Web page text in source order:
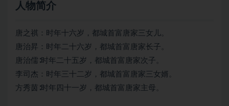
人物简介
唐之祺：时年十六岁，都城首富唐家三女儿。
唐治昇：时年二十六岁，都城首富唐家长子。
唐治儒∶时年二十五岁，都城首富唐家次子。
李司杰：时年三十二岁，都城首富唐家三女婿。
方秀茵∶时年四十一岁，都城首富唐家主母。